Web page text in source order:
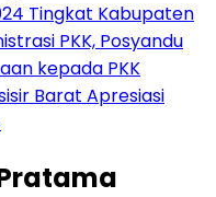
Tingkat Kabupaten
PKK, Posyandu
kepada PKK
Barat Apresiasi